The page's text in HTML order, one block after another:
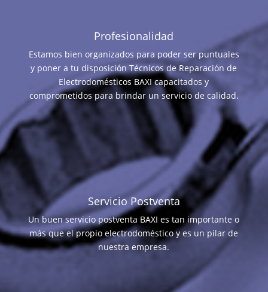
Profesionalidad
Estamos bien organizados para poder ser puntuales
y poner a tu disposición Técnicos de Reparación de
Electrodomésticos BAXI capacitados y
comprometidos para brindar un servicio de calidad.
Servicio Postventa
Un buen servicio postventa BAXI es tan importante o
más que el propio electrodoméstico y es un pilar de
nuestra empresa.